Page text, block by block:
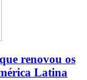
renovou os
Latina